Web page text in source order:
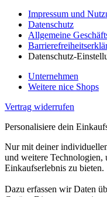
Impressum und
Datenschutz
Allgemeine
Datenschutz-
Unternehmen
Weitere nice Shops
Vertrag widerrufen
Personalisiere dein
Nur mit deiner
und weitere Technologien,
Einkaufserlebnis zu bieten.
Dazu erfassen wir Daten